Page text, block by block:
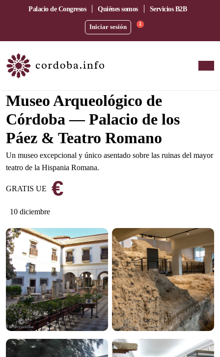
Palacio de Congresos Quiénes somos Servicios B2B
Iniciar sesión 1
Museo Arqueológico de
Córdoba — Palacio de los
Páez & Teatro Romano
Un museo excepcional y único asentado sobre las ruinas del mayor
teatro de la Hispania Romana.
GRATIS UE €
10 diciembre